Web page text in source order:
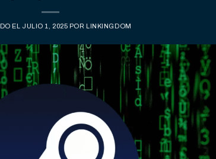
EL JULIO 1, 2025 POR LINKINGDOM